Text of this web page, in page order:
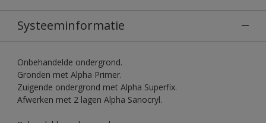
Systeeminformatie
Onbehandelde ondergrond.
Gronden met Alpha Primer.
Zuigende ondergrond met Alpha Superfix.
Afwerken met 2 lagen Alpha Sanocryl.